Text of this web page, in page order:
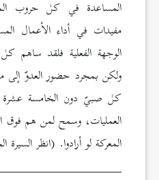
المساعدة في كل حروب
مفيدات في أداء الأعمال
الوجهة الفعلية فلقد ساهم
ولكن بمجرد حضور العدوّ إلى
كل صبيّ دون الخامسة عشرة
العمليات، وسمح لمن هم فوق
المعركة لو أرادوا. (انظر السيرة